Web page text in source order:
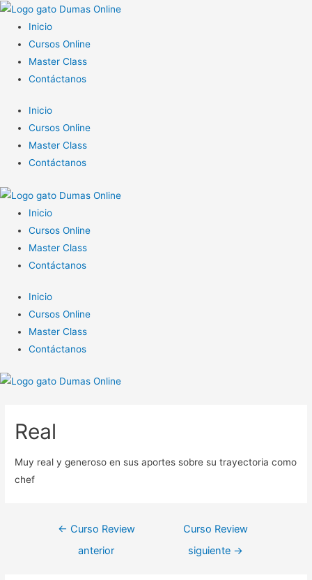
Inicio
Cursos Online
Master Class
Contáctanos
Inicio
Cursos Online
Master Class
Contáctanos
Inicio
Cursos Online
Master Class
Contáctanos
Inicio
Cursos Online
Master Class
Contáctanos
Real
Muy real y generoso en sus aportes sobre su trayectoria como
chef
Navegación
← Curso Review
anterior
Curso Review
siguiente →